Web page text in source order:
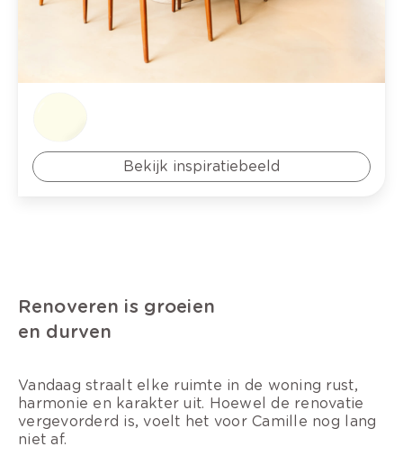
Bekijk inspiratiebeeld
Renoveren is groeien
en durven
Vandaag straalt elke ruimte in de woning rust,
harmonie en karakter uit. Hoewel de renovatie
vergevorderd is, voelt het voor Camille nog lang
niet af.